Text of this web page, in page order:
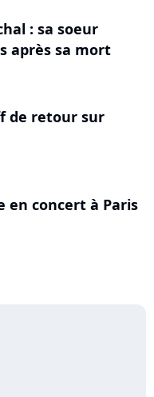
: sa soeur
après sa mort
de retour sur
en concert à Paris